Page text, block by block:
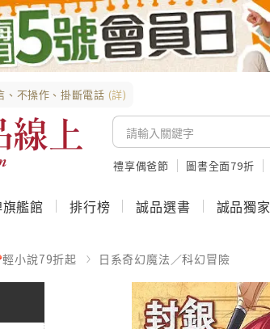
、不操作、掛斷電話 (詳)
禮享偶爸節 圖書全面79折
艦館 排行榜 誠品選書 誠品獨家
輕小說79折起 日系奇幻魔法／科幻冒險